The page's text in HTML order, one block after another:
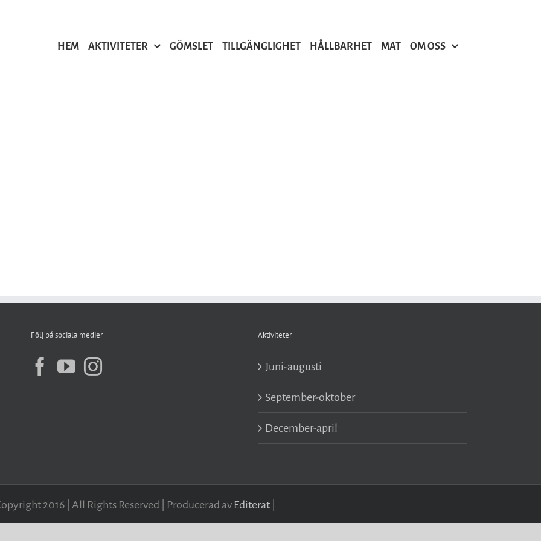
HEM AKTIVITETER GÖMSLET TILLGÄNGLIGHET HÅLLBARHET MAT OM OSS
Följ på sociala medier Aktiviteter
Juni-augusti
September-oktober
December-april
2016 | All Rights Reserved | Producerad av Editerat